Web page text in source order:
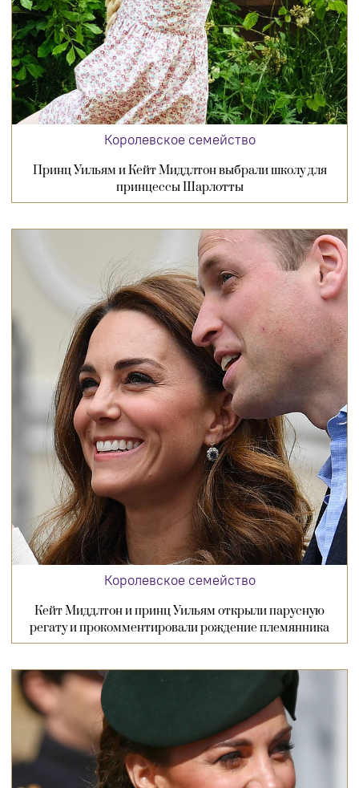
Королевское семейство
Принц Уильям и Кейт Миддлтон выбрали школу для
принцессы Шарлотты
Королевское семейство
Кейт Миддлтон и принц Уильям открыли парусную
регату и прокомментировали рождение племянника